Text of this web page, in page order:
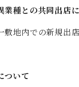
業種との共同出店
敷地内での新規出
ついて